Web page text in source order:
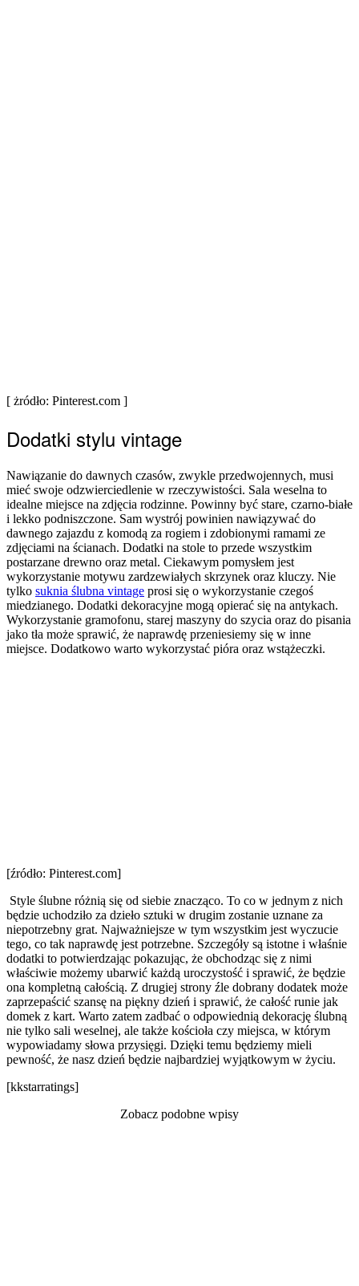
[ żródło: Pinterest.com ]
Dodatki stylu vintage
Nawiązanie do dawnych czasów, zwykle przedwojennych, musi
mieć swoje odzwierciedlenie w rzeczywistości. Sala weselna to
idealne miejsce na zdjęcia rodzinne. Powinny być stare, czarno-białe
i lekko podniszczone. Sam wystrój powinien nawiązywać do
dawnego zajazdu z komodą za rogiem i zdobionymi ramami ze
zdjęciami na ścianach. Dodatki na stole to przede wszystkim
postarzane drewno oraz metal. Ciekawym pomysłem jest
wykorzystanie motywu zardzewiałych skrzynek oraz kluczy. Nie
tylko suknia ślubna vintage prosi się o wykorzystanie czegoś
miedzianego. Dodatki dekoracyjne mogą opierać się na antykach.
Wykorzystanie gramofonu, starej maszyny do szycia oraz do pisania
jako tła może sprawić, że naprawdę przeniesiemy się w inne
miejsce. Dodatkowo warto wykorzystać pióra oraz wstążeczki.
[źródło: Pinterest.com]
Style ślubne różnią się od siebie znacząco. To co w jednym z nich
będzie uchodziło za dzieło sztuki w drugim zostanie uznane za
niepotrzebny grat. Najważniejsze w tym wszystkim jest wyczucie
tego, co tak naprawdę jest potrzebne. Szczegóły są istotne i właśnie
dodatki to potwierdzając pokazując, że obchodząc się z nimi
właściwie możemy ubarwić każdą uroczystość i sprawić, że będzie
ona kompletną całością. Z drugiej strony źle dobrany dodatek może
zaprzepaścić szansę na piękny dzień i sprawić, że całość runie jak
domek z kart. Warto zatem zadbać o odpowiednią dekorację ślubną
nie tylko sali weselnej, ale także kościoła czy miejsca, w którym
wypowiadamy słowa przysięgi. Dzięki temu będziemy mieli
pewność, że nasz dzień będzie najbardziej wyjątkowym w życiu.
[kkstarratings]
Zobacz podobne wpisy